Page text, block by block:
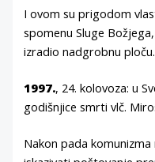
I ovom su prigodom
spomenu Sluge
izradio nadgrobnu ploču.
1997., 24. kolovoza: u
godišnjice smrti vlč.
Nakon pada